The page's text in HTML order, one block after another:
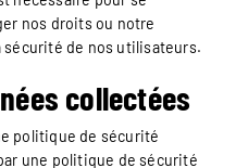
nos droits ou notre
de nos utilisateurs.
collectées
politique de sécurité
une politique de sécurité